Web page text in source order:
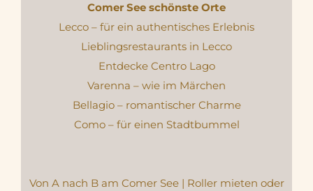
Comer See schönste Orte
Lecco – für ein authentisches Erlebnis
Lieblingsrestaurants in Lecco
Entdecke Centro Lago
Varenna – wie im Märchen
Bellagio – romantischer Charme
Como – für einen Stadtbummel
Von A nach B am Comer See | Roller mieten oder